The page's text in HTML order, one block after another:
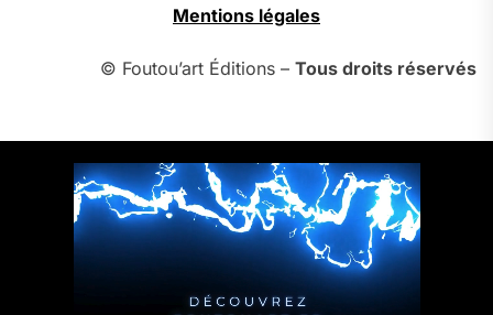
Mentions légales
© Foutou’art Éditions – Tous droits réservés